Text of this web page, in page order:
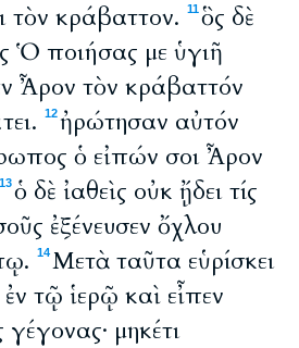
τὸν κράβαττον.
11ὃς δὲ
Ὁ ποιήσας με ὑγιῆ
Ἆρον τὸν κράβαττόν
12ἠρώτησαν αὐτόν
ὁ εἰπών σοι Ἆρον
13ὁ δὲ ἰαθεὶς οὐκ ᾔδει τίς
ἐξένευσεν ὄχλου
14Μετὰ ταῦτα εὑρίσκει
τῷ ἱερῷ καὶ εἶπεν
μηκέτι